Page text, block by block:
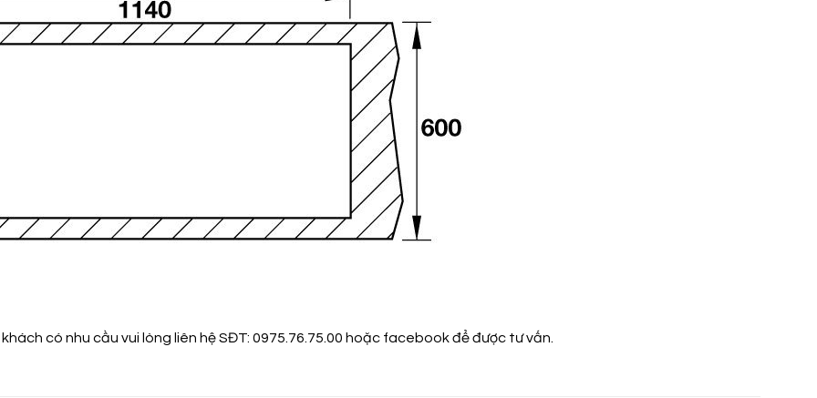
có nhu cầu vui lòng liên hệ SĐT: 0975.76.75.00 hoặc facebookđể được tư vấn.